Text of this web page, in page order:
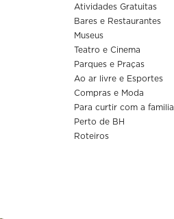
Atividades Gratuitas
Bares e Restaurantes
Museus
Teatro e Cinema
Parques e Praças
Ao ar livre e Esportes
Compras e Moda
Para curtir com a familia
Perto de BH
Roteiros